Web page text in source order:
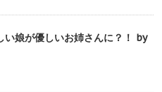
い娘が優しいお姉さんに？！ by